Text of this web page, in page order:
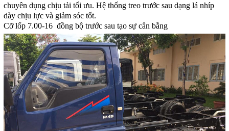
chuyên dụng chịu tải tối ưu. Hệ thống treo trước sau dạng lá nhíp
dày chịu lực và giảm sóc tốt.
Cỡ lốp 7.00-16 đồng bộ trước sau tạo sự cân bằng